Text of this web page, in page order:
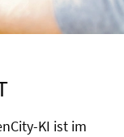
KI ist im